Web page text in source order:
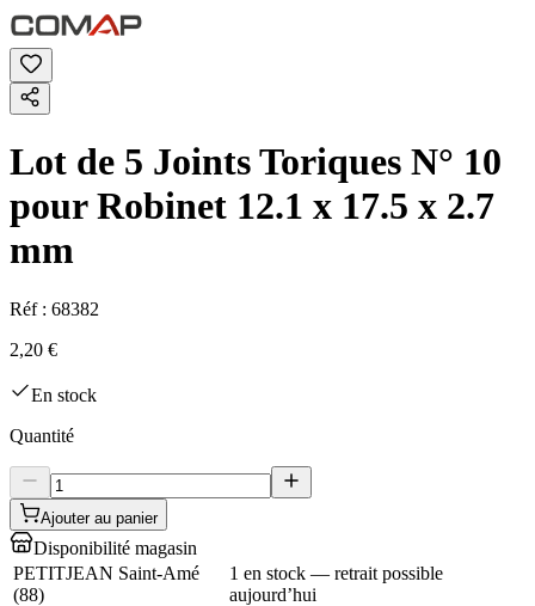
Lot de 5 Joints Toriques N° 10
pour Robinet 12.1 x 17.5 x 2.7
mm
Réf : 68382
2,20 €
En stock
Quantité
Ajouter au panier
Disponibilité magasin
PETITJEAN Saint-Amé
(88)
1 en stock — retrait possible
aujourd’hui